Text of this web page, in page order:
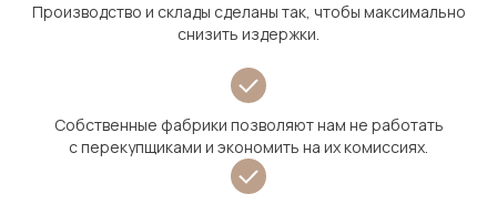
Производство и склады сделаны так, чтобы максимально
снизить издержки.
Собственные фабрики позволяют нам не работать
с перекупщиками и экономить на их комиссиях.